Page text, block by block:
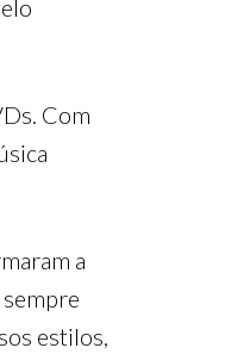
Com
a
estilos,